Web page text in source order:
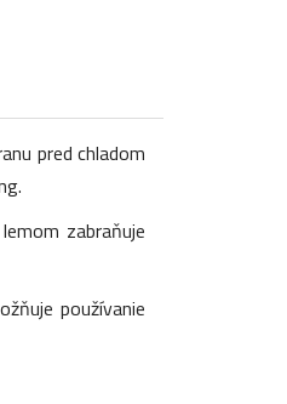
pred chladom
zabraňuje
používanie